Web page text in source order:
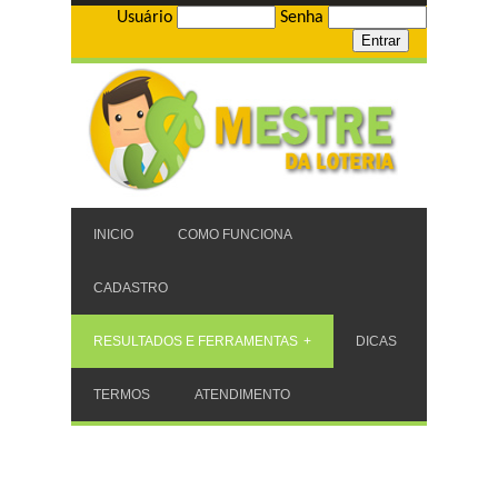
Usuário Senha
INICIO COMO FUNCIONA
CADASTRO
RESULTADOS E FERRAMENTAS DICAS
TERMOS ATENDIMENTO